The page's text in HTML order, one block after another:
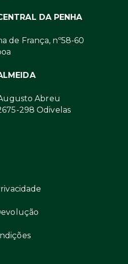
DA PENHA
de França, nº58-60
Abreu
298 Odivelas